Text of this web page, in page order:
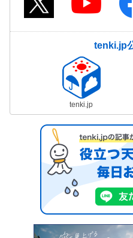
tenki.jp
tenki.jp